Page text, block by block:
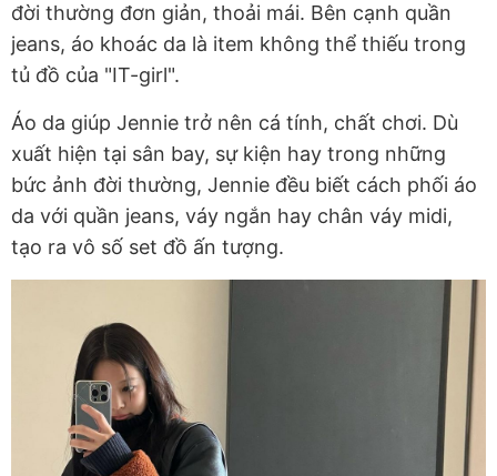
đời thường đơn giản, thoải mái. Bên cạnh quần
jeans, áo khoác da là item không thể thiếu trong
tủ đồ của "IT-girl".
Áo da giúp Jennie trở nên cá tính, chất chơi. Dù
xuất hiện tại sân bay, sự kiện hay trong những
bức ảnh đời thường, Jennie đều biết cách phối áo
da với quần jeans, váy ngắn hay chân váy midi,
tạo ra vô số set đồ ấn tượng.